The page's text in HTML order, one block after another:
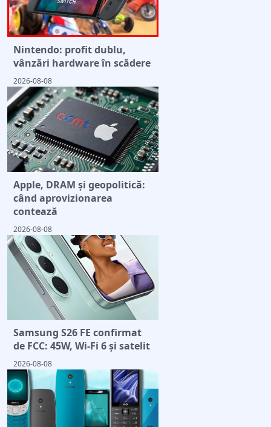
Nintendo: profit dublu,
vânzări hardware în scădere
2026-08-08
Apple, DRAM și geopolitică:
când aprovizionarea
contează
2026-08-08
Samsung S26 FE confirmat
de FCC: 45W, Wi-Fi 6 și satelit
2026-08-08